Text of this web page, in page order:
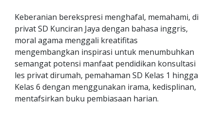
Keberanian berekspresi menghafal, memahami, di
privat SD Kunciran Jaya dengan bahasa inggris,
moral agama menggali kreatifitas
mengembangkan inspirasi untuk menumbuhkan
semangat potensi manfaat pendidikan konsultasi
les privat dirumah, pemahaman SD Kelas 1 hingga
Kelas 6 dengan menggunakan irama, kedisplinan,
mentafsirkan buku pembiasaan harian.